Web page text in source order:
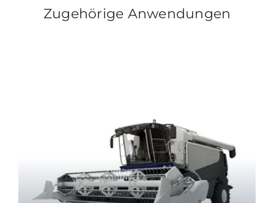
Zugehörige Anwendungen